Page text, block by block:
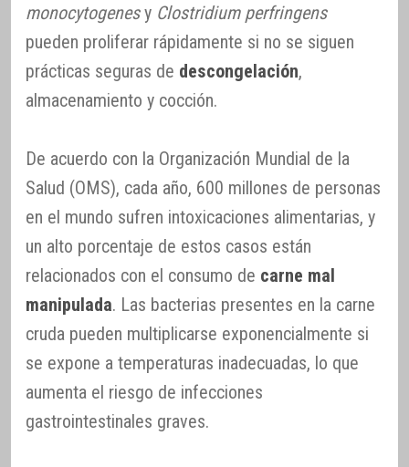
monocytogenesy Clostridium perfringens
pueden proliferar rápidamente si no se siguen
prácticas seguras de descongelación,
almacenamiento y cocción.
De acuerdo con la Organización Mundial de la
Salud (OMS), cada año, 600 millones de personas
en el mundo sufren intoxicaciones alimentarias, y
un alto porcentaje de estos casos están
relacionados con el consumo de carne mal
manipulada. Las bacterias presentes en la carne
cruda pueden multiplicarse exponencialmente si
se expone a temperaturas inadecuadas, lo que
aumenta el riesgo de infecciones
gastrointestinales graves.